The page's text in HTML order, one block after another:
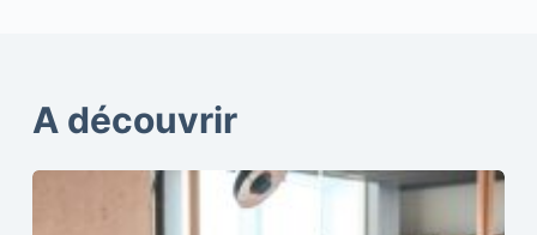
A découvrir